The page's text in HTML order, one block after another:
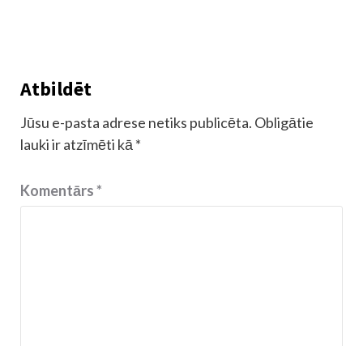
Atbildēt
Jūsu e-pasta adrese netiks publicēta. Obligātie
lauki ir atzīmēti kā *
Komentārs*